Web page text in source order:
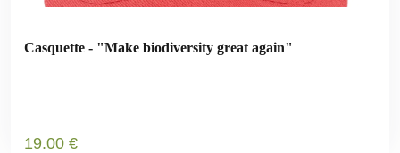
Casquette - "Make biodiversity great again"
19.00 €